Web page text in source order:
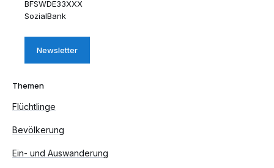
BFSWDE33XXX
SozialBank
Newsletter
Themen
Flüchtlinge
Bevölkerung
Ein- und Auswanderung